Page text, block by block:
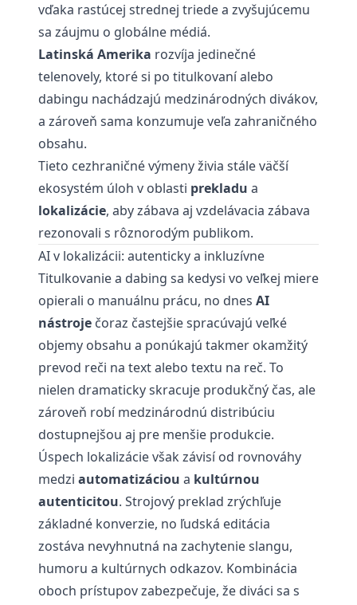
vďaka rastúcej strednej triede a zvyšujúcemu
sa záujmu o globálne médiá.
Latinská Amerika rozvíja jedinečné
telenovely, ktoré si po titulkovaní alebo
dabingu nachádzajú medzinárodných divákov,
a zároveň sama konzumuje veľa zahraničného
obsahu.
Tieto cezhraničné výmeny živia stále väčší
ekosystém úloh v oblasti prekladu a
lokalizácie, aby zábava aj vzdelávacia zábava
rezonovali s rôznorodým publikom.
AI v lokalizácii: autenticky a inkluzívne
Titulkovanie a dabing sa kedysi vo veľkej miere
opierali o manuálnu prácu, no dnes AI
nástroje čoraz častejšie spracúvajú veľké
objemy obsahu a ponúkajú takmer okamžitý
prevod reči na text alebo textu na reč. To
nielen dramaticky skracuje produkčný čas, ale
zároveň robí medzinárodnú distribúciu
dostupnejšou aj pre menšie produkcie.
Úspech lokalizácie však závisí od rovnováhy
medzi automatizáciou a kultúrnou
autenticitou. Strojový preklad zrýchľuje
základné konverzie, no ľudská editácia
zostáva nevyhnutná na zachytenie slangu,
humoru a kultúrnych odkazov. Kombinácia
oboch prístupov zabezpečuje, že diváci sa s